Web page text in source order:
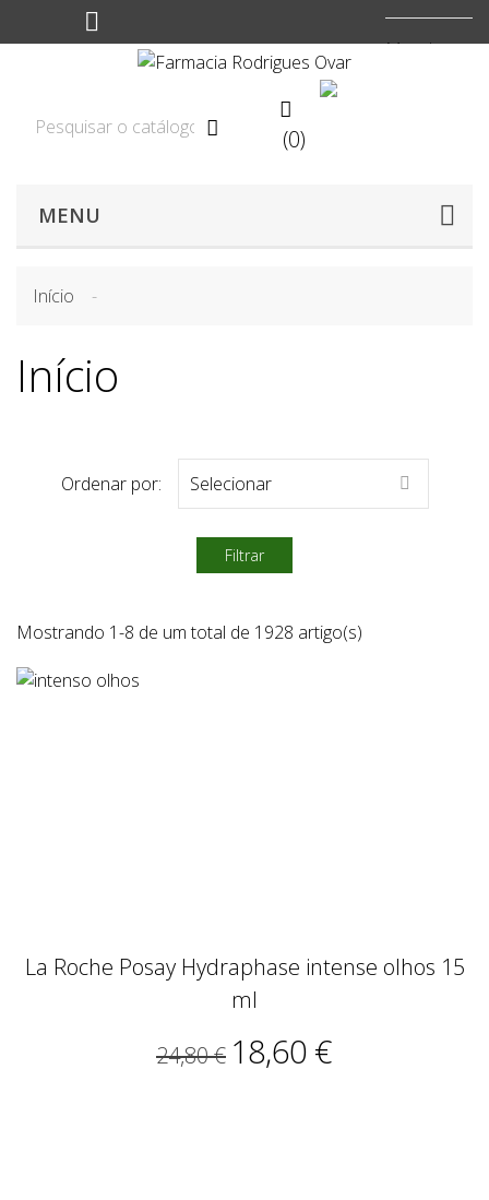
Moeda:


(0)
MENU
Início
Início
Ordenar por: Selecionar 
Filtrar
Mostrando 1-8 de um total de 1928 artigo(s)
La Roche Posay Hydraphase intense olhos 15
ml
24,80 € 18,60 €